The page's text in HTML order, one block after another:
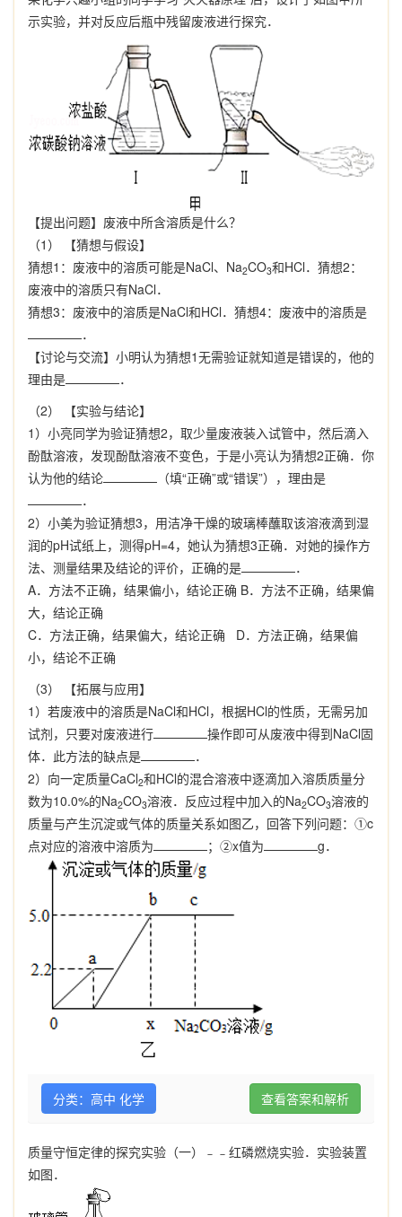
示实验，并对反应后瓶中残留废液进行探究．
【提出问题】废液中所含溶质是什么？
（1） 【猜想与假设】
猜想1：废液中的溶质可能是NaCl、Na2CO3和HCl．猜想2：
废液中的溶质只有NaCl．
猜想3：废液中的溶质是NaCl和HCl．猜想4：废液中的溶质是
．
【讨论与交流】小明认为猜想1无需验证就知道是错误的，他的
理由是
．
（2） 【实验与结论】
1）小亮同学为验证猜想2，取少量废液装入试管中，然后滴入
酚酞溶液，发现酚酞溶液不变色，于是小亮认为猜想2正确．你
认为他的结论
（填“正确”或“错误”），理由是
．
2）小美为验证猜想3，用洁净干燥的玻璃棒蘸取该溶液滴到湿
润的pH试纸上，测得pH=4，她认为猜想3正确．对她的操作方
法、测量结果及结论的评价，正确的是
．
A．方法不正确，结果偏小，结论正确 B．方法不正确，结果偏
大，结论正确
C．方法正确，结果偏大，结论正确 D．方法正确，结果偏
小，结论不正确
（3） 【拓展与应用】
1）若废液中的溶质是NaCl和HCl，根据HCl的性质，无需另加
试剂，只要对废液进行
操作即可从废液中得到NaCl固
体．此方法的缺点是
．
2）向一定质量CaCl2和HCl的混合溶液中逐滴加入溶质质量分
数为10.0%的Na2CO3溶液．反应过程中加入的Na2CO3溶液的
质量与产生沉淀或气体的质量关系如图乙，回答下列问题：①c
点对应的溶液中溶质为
；②x值为 g．
分类：高中 化学 查看答案和解析
质量守恒定律的探究实验（一）﹣﹣红磷燃烧实验．实验装置
如图．